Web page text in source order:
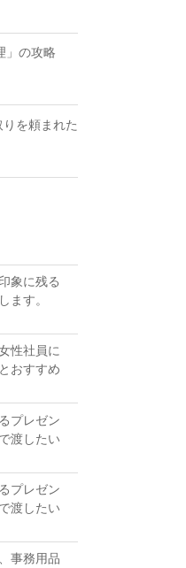
」の攻略
を頼まれた
象に残る
ます。
性社員に
おすすめ
プレゼン
渡したい
プレゼン
渡したい
事務用品